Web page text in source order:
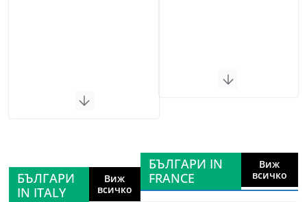
БЪЛГАРИ
IN ITALY
Виж
всичко
БЪЛГАРИ IN
FRANCE
Виж
всичко